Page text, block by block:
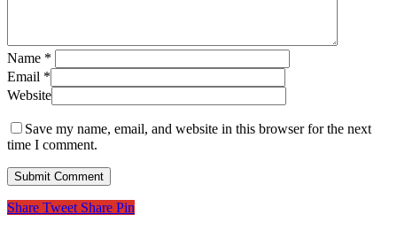
Name *
Email *
Website
Save my name, email, and website in this browser for the next
time I comment.
Share Tweet Share Pin